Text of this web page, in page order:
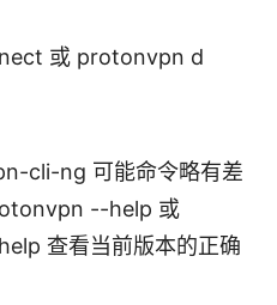
或 protonvpn d
cli-ng 可能命令略有差
--help 或
查看当前版本的正确